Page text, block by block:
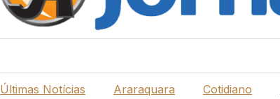
Últimas Notícias Araraquara Cotidiano